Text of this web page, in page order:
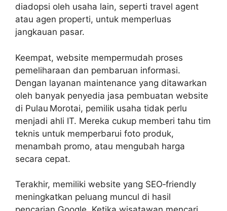
diadopsi oleh usaha lain, seperti travel agent
atau agen properti, untuk memperluas
jangkauan pasar.
Keempat, website mempermudah proses
pemeliharaan dan pembaruan informasi.
Dengan layanan maintenance yang ditawarkan
oleh banyak penyedia jasa pembuatan website
di Pulau Morotai, pemilik usaha tidak perlu
menjadi ahli IT. Mereka cukup memberi tahu tim
teknis untuk memperbarui foto produk,
menambah promo, atau mengubah harga
secara cepat.
Terakhir, memiliki website yang SEO‑friendly
meningkatkan peluang muncul di hasil